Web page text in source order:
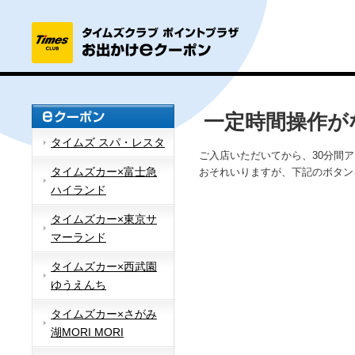
タイムズ スパ・レスタ
タイムズカー×富士急
ハイランド
タイムズカー×東京サ
マーランド
タイムズカー×西武園
ゆうえんち
タイムズカー×さがみ
湖MORI MORI
一定時間操作
ご入店いただいてから、30分間
おそれいりますが、下記のボタ